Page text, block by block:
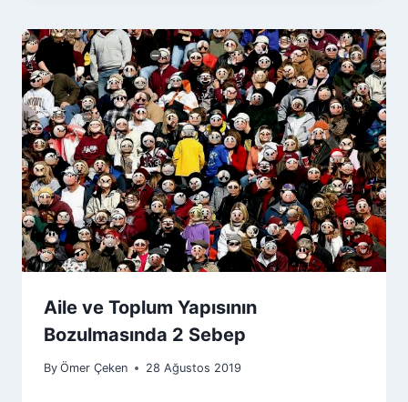
Aile ve Toplum Yapısının
Bozulmasında 2 Sebep
By Ömer Çeken 28 Ağustos 2019